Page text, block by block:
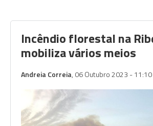
Incêndio florestal na
mobiliza vários meios
Andreia Correia, 06 Outubro 2023 - 11:10